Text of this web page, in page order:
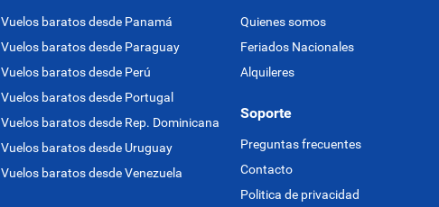
Vuelos baratos desde Panamá
Vuelos baratos desde Paraguay
Vuelos baratos desde Perú
Vuelos baratos desde Portugal
Vuelos baratos desde Rep. Dominicana
Vuelos baratos desde Uruguay
Vuelos baratos desde Venezuela
Quienes somos
Feriados Nacionales
Alquileres
Soporte
Preguntas frecuentes
Contacto
Politica de privacidad